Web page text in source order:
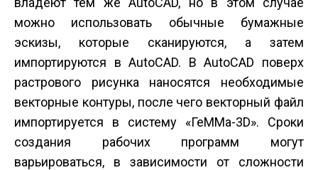
можно использовать обычные бумажные
эскизы, которые сканируются, а затем
импортируются в AutoCAD. В AutoCAD поверх
растрового рисунка наносятся необходимые
векторные контуры, после чего векторный файл
импортируется в систему «ГеММа-3D». Сроки
создания рабочих программ могут
варьироваться, в зависимости от сложности